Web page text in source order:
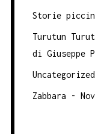
Storie
Turutun
di Giuseppe
Uncategorized
Zabbara -